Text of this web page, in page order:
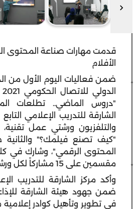
قدمت مهارات صناعة المحتوى
الأفلام
ضمن فعاليات اليوم الأول من
"دروس الماضي.. تطلعات
الشارقة للتدريب الإعلامي
والتلفزيون ورشتي عمل
"كيف تصنع فيلمك؟"
مقسمين على 15 مشاركاً لكل ورشة.
وأكد مركز الشارقة للتدريب
ضمن جهود هيئة الشارقة
في تطوير وتأهيل كوادر